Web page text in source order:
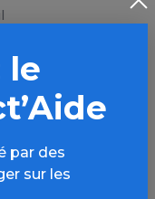
le
par des
sur les